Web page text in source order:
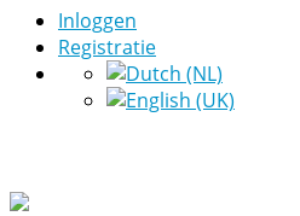
Inloggen
Registratie